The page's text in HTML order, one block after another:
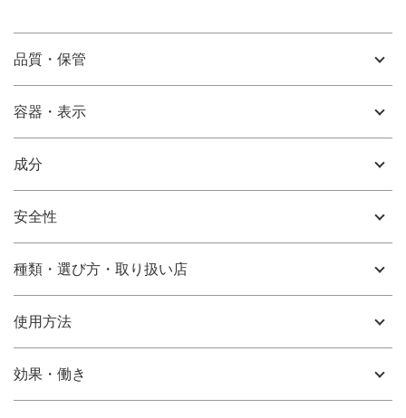
品質・保管
容器・表示
成分
安全性
種類・選び方・取り扱い店
使用方法
効果・働き